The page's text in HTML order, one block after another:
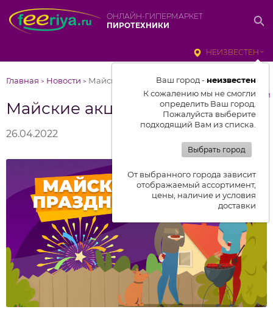
ОНЛАЙН-ГИПЕРМАРКЕТ
ПИРОТЕХНИКИ
НЕИЗВЕСТЕН
Ваш город - неизвестен
К сожалению мы не смогли
определить Ваш город.
Пожалуйста выберите
подходящий Вам из списка.
Выбрать город
От выбранного города зависит
отображаемый ассортимент,
цены, наличие и условия
доставки
Главная > Новости > Майские акции
Майские акции
к списку новостей
26.04.2022